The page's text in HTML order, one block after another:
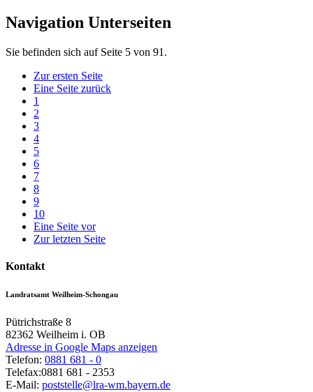
Navigation Unterseiten
Sie befinden sich auf Seite 5 von 91.
Zur ersten Seite
Eine Seite zurück
1
2
3
4
5
6
7
8
9
10
Eine Seite vor
Zur letzten Seite
Kontakt
Landratsamt Weilheim-Schongau
Pütrichstraße 8
82362 Weilheim i. OB
Adresse in Google Maps anzeigen
Telefon: 0881 681 - 0
Telefax:0881 681 - 2353
E-Mail: poststelle@lra-wm.bayern.de